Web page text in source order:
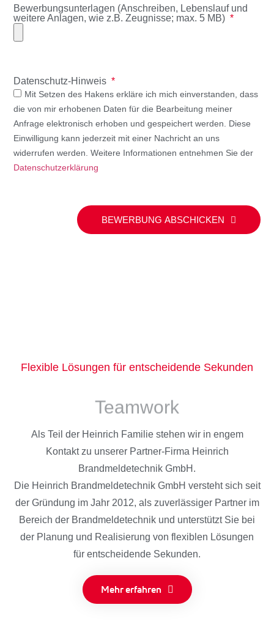
Bewerbungsunterlagen (Anschreiben, Lebenslauf und
weitere Anlagen, wie z.B. Zeugnisse; max. 5 MB)
Datenschutz-Hinweis
Mit Setzen des Hakens erkläre ich mich einverstanden, dass
die von mir erhobenen Daten für die Bearbeitung meiner
Anfrage elektronisch erhoben und gespeichert werden. Diese
Einwilligung kann jederzeit mit einer Nachricht an uns
widerrufen werden. Weitere Informationen entnehmen Sie der
Datenschutzerklärung
BEWERBUNG ABSCHICKEN
Flexible Lösungen für entscheidende Sekunden
Teamwork
Als Teil der Heinrich Familie stehen wir in engem
Kontakt zu unserer Partner-Firma Heinrich
Brandmeldetechnik GmbH.
Die Heinrich Brandmeldetechnik GmbH versteht sich seit
der Gründung im Jahr 2012, als zuverlässiger Partner im
Bereich der Brandmeldetechnik und unterstützt Sie bei
der Planung und Realisierung von flexiblen Lösungen
für entscheidende Sekunden.
Mehr erfahren